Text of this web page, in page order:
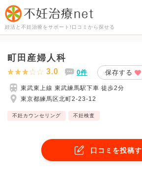
妊活と不妊治療をサポート!口コミから探せる
町田産婦人科
3.0 0件 保存する
東武東上線 東武練馬駅下車 徒歩2分
東京都練馬区北町2-23-12
不妊カウンセリング 不妊検査
口コミを投稿